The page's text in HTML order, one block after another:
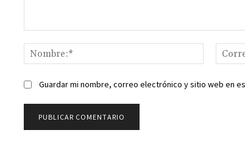
Nombre:*
Guardar mi nombre, correo electrónico y sitio web en